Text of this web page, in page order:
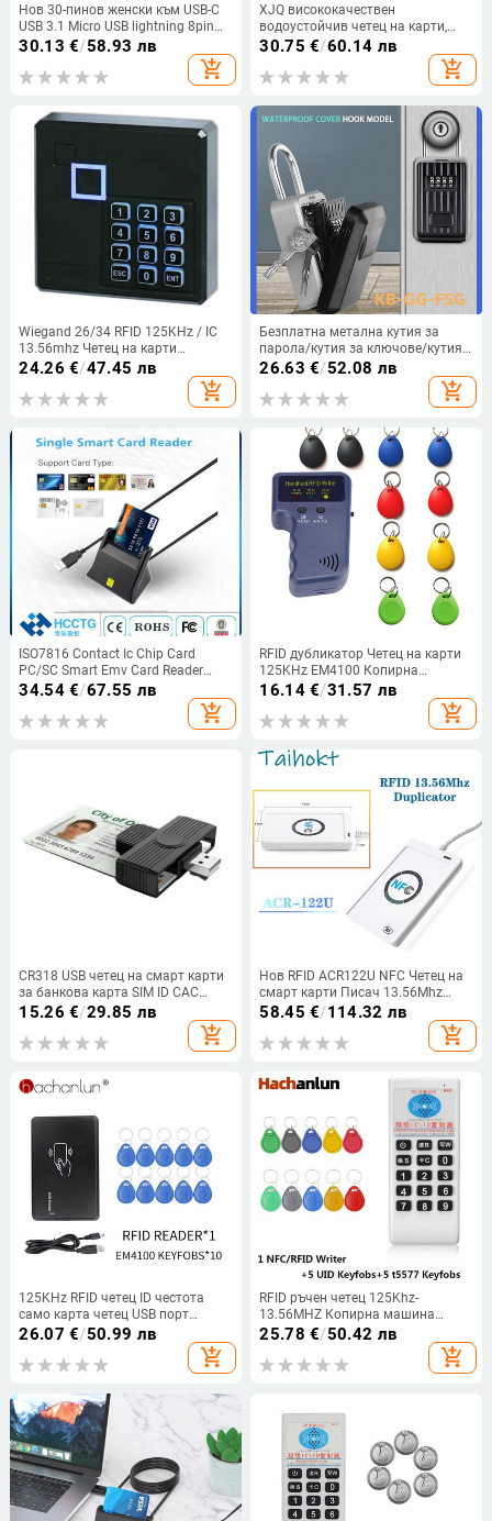
Нов 30-пинов женски към USB-C
USB 3.1 Micro USB lightning 8pin
тип C мъжки къс кабел за
зареждане за Huawei Samsung
Mac Onplus
30.13 €/58.93 лв
add_shopping_cart
XJQ висококачествен
водоустойчив четец на карти,
RFID 125 KHz/13.56MHZ четец на
карти за контрол на достъпа с
wiegand 26/34 GB-R102A
30.75 €/60.14 лв
add_shopping_cart
Wiegand 26/34 RFID 125KHz / IC
13.56mhz Четец на карти
Клавиатура Четец за контрол на
24.26 €/47.45 лв
add_shopping_cart
Безплатна метална кутия за
парола/кутия за ключове/кутия
за съхранение
26.63 €/52.08 лв
add_shopping_cart
ISO7816 Contact Ic Chip Card
PC/SC Smart Emv Card Reader
DCR31
34.54€/67.55 лв
add_shopping_cart
RFID дубликатор Четец на карти
125KHz EM4100 Копирна
машина Видеопрограматор
ключодържатели EM4305 Карта
16.14€/31.57 лв
add_shopping_cart
CR318 USB четец на смарт карти
за банкова карта SIM ID CAC
конектор адаптер за компютър
15.26 €/29.85 лв
add_shopping_cart
Нов RFID ACR122U NFC Четец на
смарт карти Писач 13.56Mhz
Копирна машина Дубликатор 1k
S50 Key UID Clone Duplicate Label
Programmer
58.45 €/114.32 лв
add_shopping_cart
125KHz RFID четец ID честота
само карта четец USB порт
програматор за смарт карти +10
бр em4100 ключодържатели
Етикет
26.07 €/50.99 лв
add_shopping_cart
RFID ръчен четец 125Khz-
13.56MHZ Копирна машина
Дубликатор Cloner RFID NFC ID/IC
Четец и запис на карти Четец на
карти Писач
25.78 €/50.42 лв
add_shopping_cart